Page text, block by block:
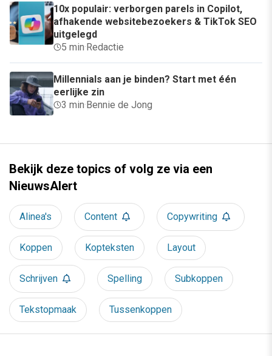
10x populair: verborgen parels in Copilot,
afhakende websitebezoekers & TikTok SEO
uitgelegd
5 min·Redactie
Millennials aan je binden? Start met één
eerlijke zin
3 min·Bennie de Jong
Bekijk deze topics of volg ze via een
NieuwsAlert
Alinea's Content Copywriting
Koppen Kopteksten Layout
Schrijven Spelling Subkoppen
Tekstopmaak Tussenkoppen